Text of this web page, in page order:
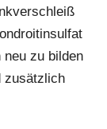
zu bilden
zusätzlich